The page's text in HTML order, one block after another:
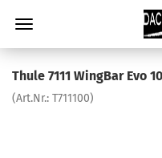
Thule 7111 WingBar Evo
(Art.Nr.: T711100)